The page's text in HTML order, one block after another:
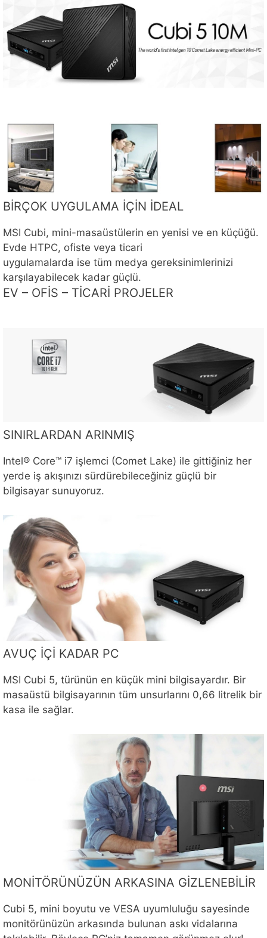
BİRÇOK UYGULAMA İÇİN İDEAL
MSI Cubi, mini-masaüstülerin en yenisi ve en küçüğü.
Evde HTPC, ofiste veya ticari
uygulamalarda ise tüm medya gereksinimlerinizi
karşılayabilecek kadar güçlü.
EV – OFİS – TİCARİ PROJELER
SINIRLARDAN ARINMIŞ
Intel® Core™ i7 işlemci (Comet Lake) ile gittiğiniz her
yerde iş akışınızı sürdürebileceğiniz güçlü bir
bilgisayar sunuyoruz.
AVUÇ İÇİ KADAR PC
MSI Cubi 5, türünün en küçük mini bilgisayardır. Bir
masaüstü bilgisayarının tüm unsurlarını 0,66 litrelik bir
kasa ile sağlar.
MONİTÖRÜNÜZÜN ARKASINA GİZLENEBİLİR
Cubi 5, mini boyutu ve VESA uyumluluğu sayesinde
monitörünüzün arkasında bulunan askı vidalarına